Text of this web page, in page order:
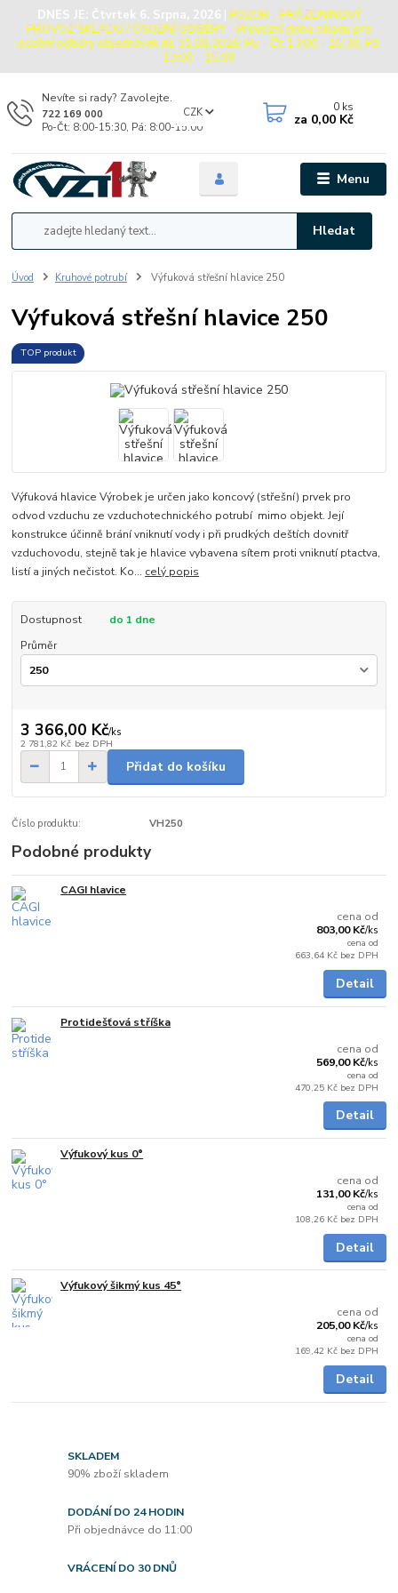
DNES JE: Čtvrtek 6. Srpna, 2026 | POZOR - PRÁZDNINOVÝ
PROVOZ SKLADU / OSOBNÍ ODBĚRY - Provozní doba skladu pro
osobní odběry objednávek do 31.08.2026: Po - Čt: 13:00 - 15:30, Pá:
13:00 - 15:00
Menu
CZK
Hledat
Nevíte si rady? Zavolejte.
722 169 000
Po-Čt: 8:00-15:30, Pá: 8:00-15:00
0 ks
za 0,00 Kč
Úvod Kruhové potrubí Výfuková střešní hlavice 250
Výfuková střešní hlavice 250
TOP produkt
Výfuková hlavice Výrobek je určen jako koncový (střešní) prvek pro
odvod vzduchu ze vzduchotechnického potrubí mimo objekt. Její
konstrukce účinně brání vniknutí vody i při prudkých deštích dovnitř
vzduchovodu, stejně tak je hlavice vybavena sítem proti vniknutí ptactva,
listí a jiných nečistot. Ko... celý popis
Dostupnost
do 1 dne
Průměr
3 366,00 Kč/ks
2 781,82 Kč bez DPH
Přidat do košíku
Číslo produktu: VH250
Podobné produkty
CAGI hlavice
cena od
803,00 Kč/ks
cena od
663,64 Kč bez DPH
Detail
Protidešťová stříška
cena od
569,00 Kč/ks
cena od
470,25 Kč bez DPH
Detail
Výfukový kus 0°
cena od
131,00 Kč/ks
cena od
108,26 Kč bez DPH
Detail
Výfukový šikmý kus 45°
cena od
205,00 Kč/ks
cena od
169,42 Kč bez DPH
Detail
SKLADEM
90% zboží skladem
DODÁNÍ DO 24 HODIN
Při objednávce do 11:00
VRÁCENÍ DO 30 DNŮ